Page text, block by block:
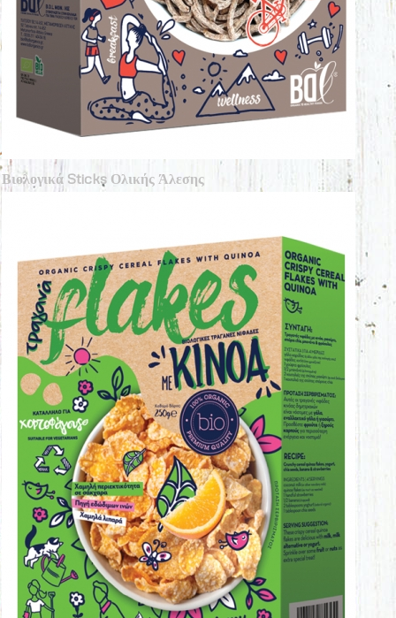
Βιολογικά Sticks Ολικής Άλεσης